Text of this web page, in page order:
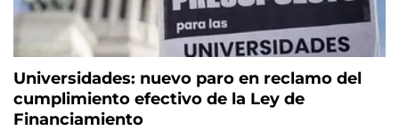
Universidades: nuevo paro en reclamo del
cumplimiento efectivo de la Ley de
Financiamiento